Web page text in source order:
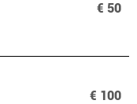
€ 50
€ 100